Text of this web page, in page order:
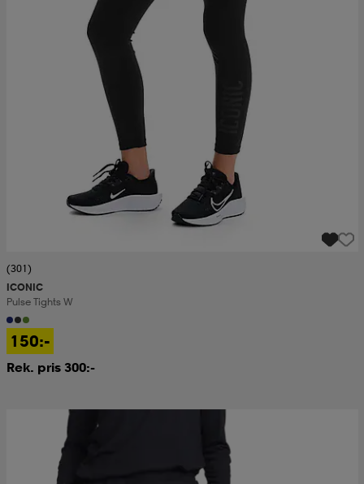
(301)
ICONIC
Pulse Tights W
150:-
Rek. pris 300:-